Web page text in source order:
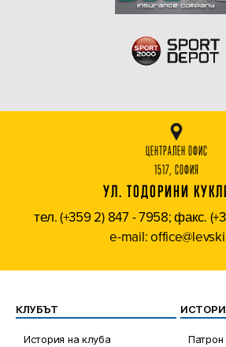
ЦЕНТРАЛЕН ОФИС
1517, СОФИЯ
УЛ. ТОДОРИНИ
тел. (+359 2) 847 - 7958; факс.
e-mail:
КЛУБЪТ
История на клуба Патрон